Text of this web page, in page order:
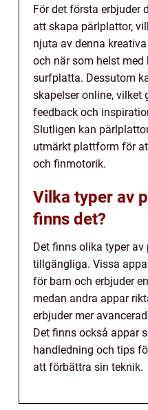
För det första erbjuder
att skapa pärlplattor,
njuta av denna
och när som helst
surfplatta. Dessutom
skapelser online, vilket
feedback och
Slutligen kan
utmärkt plattform för
och finmotorik.
Vilka typer av
finns det?
Det finns olika typer
tillgängliga. Vissa
för barn och erbjuder
medan andra appar
erbjuder mer
Det finns också appar
handledning och tips
att förbättra sin teknik.